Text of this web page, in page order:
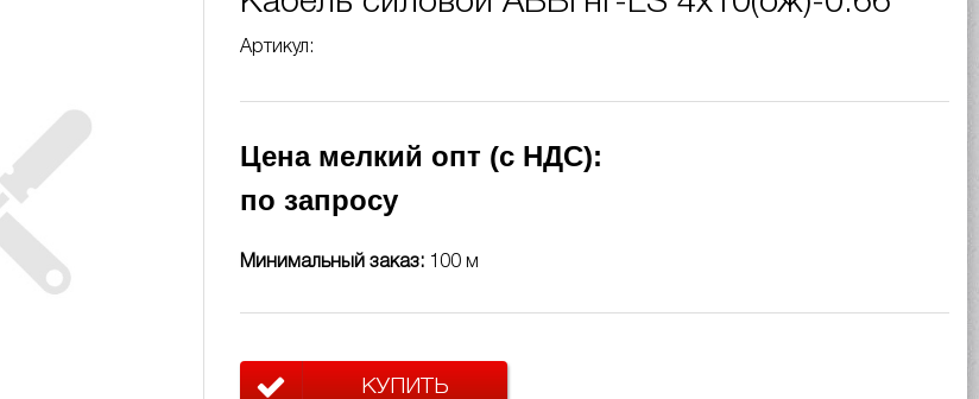
Артикул:
Цена мелкий опт (с НДС):
по запросу
Минимальный заказ: 100 м
КУПИТЬ